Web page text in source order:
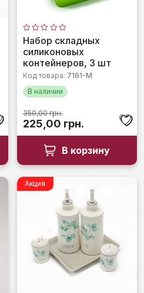
Оценка
0
из
Набор складных
силиконовых
контейнеров, 3 шт
Код товара: 7161-М
В наличии
350,00грн.
Первоначальная
цена
составляла
350,00 грн..
225,00 грн.Текущая
цена:
225,00
В корзину
Акция